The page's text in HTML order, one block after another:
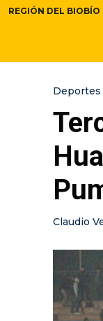
REGIÓN DEL BIOBÍO
Deportes
Claudio